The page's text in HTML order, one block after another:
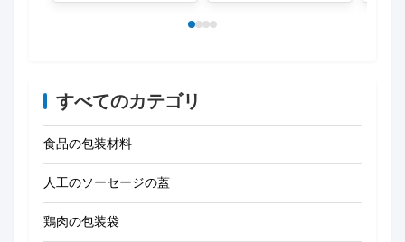
すべてのカテゴリ
食品の包装材料
人工のソーセージの蓋
鶏肉の包装袋